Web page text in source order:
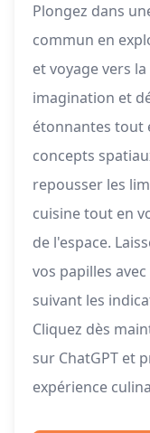
Plongez dans
commun en
et voyage vers
imagination et
étonnantes tout
concepts
repousser les
cuisine tout en
de l'espace.
vos papilles
suivant les
Cliquez dès
sur ChatGPT et
expérience